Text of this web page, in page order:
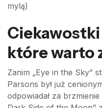
mylą)
które warto
Zanim „Eye in the Sky”
Parsons był już
odpowiadał za